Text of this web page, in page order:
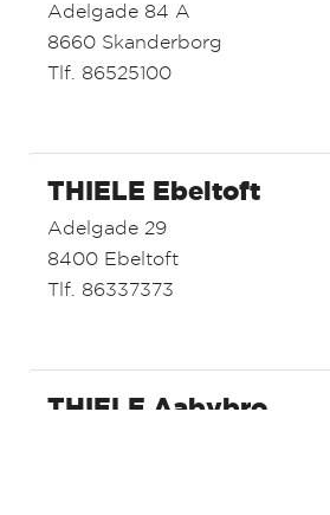
Adelgade 84 A
8660 Skanderborg
Tlf. 86525100
THIELE Ebeltoft
Adelgade 29
8400 Ebeltoft
Tlf. 86337373
THIELE Aabybro